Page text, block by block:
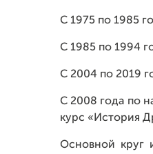
С 1975 по 1985
С 1985 по 1994
С 2004 по 2019
С 2008 года по
курс «История
Основной круг